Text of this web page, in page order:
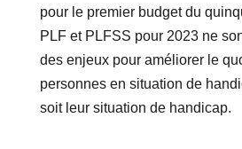
pour le premier budget du
PLF et PLFSS pour 2023 ne
des enjeux pour améliorer le
personnes en situation de
soit leur situation de handicap.